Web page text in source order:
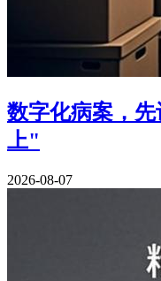
数字化病案，
上"
2026-08-07